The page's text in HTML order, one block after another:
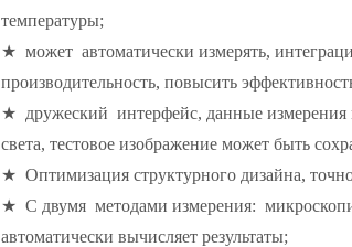
температуры;
★ может автоматически измерять,
производительность, повысить
★ дружеский интерфейс, данные измерения
света, тестовое изображение может быть
★ Оптимизация структурного дизайна,
★ С двумя методами измерения:
автоматически вычисляет результаты;